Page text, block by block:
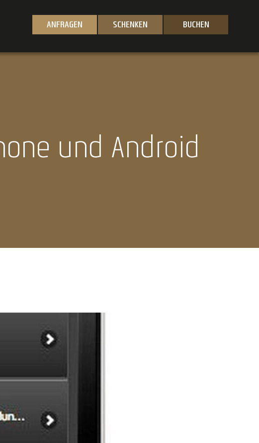
ANFRAGEN SCHENKEN BUCHEN
und Android